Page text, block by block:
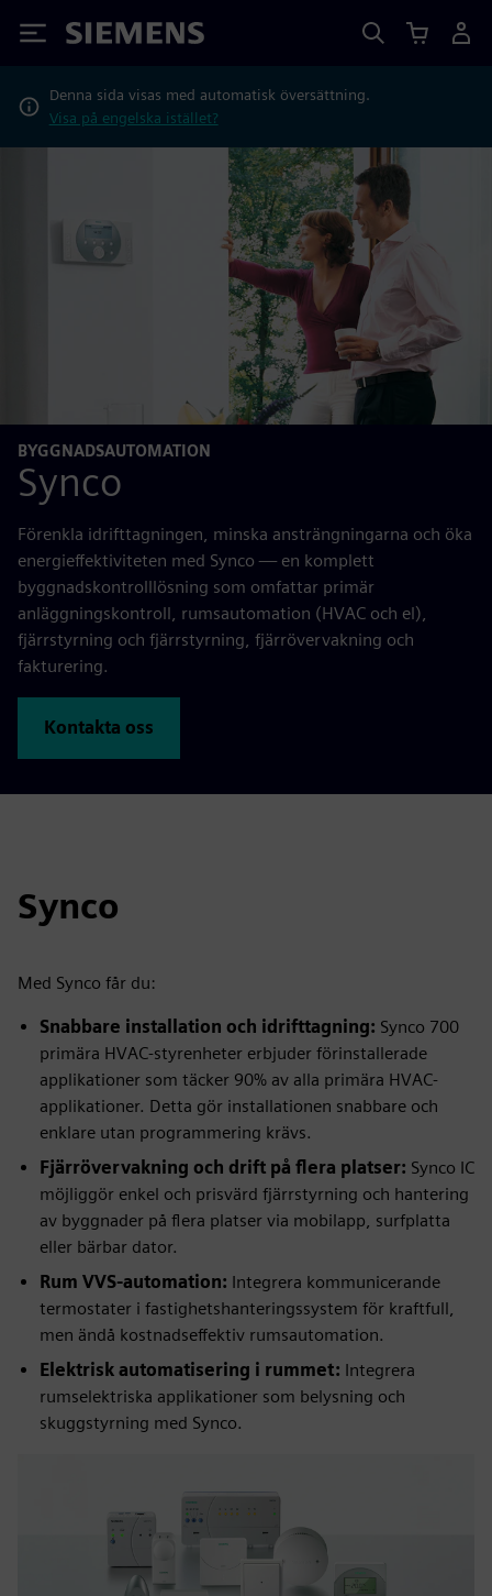
Siemens
Denna sida visas med automatisk översättning.
Visa på engelska istället?
BYGGNADSAUTOMATION
Synco
Förenkla idrifttagningen, minska ansträngningarna och öka
energieffektiviteten med Synco — en komplett
byggnadskontrolllösning som omfattar primär
anläggningskontroll, rumsautomation (HVAC och el),
fjärrstyrning och fjärrstyrning, fjärrövervakning och
fakturering.
Kontakta oss
Synco
Med Synco får du:
Snabbare installation och idrifttagning: Synco 700
primära HVAC-styrenheter erbjuder förinstallerade
applikationer som täcker 90% av alla primära HVAC-
applikationer. Detta gör installationen snabbare och
enklare utan programmering krävs.
Fjärrövervakning och drift på flera platser: Synco IC
möjliggör enkel och prisvärd fjärrstyrning och hantering
av byggnader på flera platser via mobilapp, surfplatta
eller bärbar dator.
Rum VVS-automation: Integrera kommunicerande
termostater i fastighetshanteringssystem för kraftfull,
men ändå kostnadseffektiv rumsautomation.
Elektrisk automatisering i rummet: Integrera
rumselektriska applikationer som belysning och
skuggstyrning med Synco.